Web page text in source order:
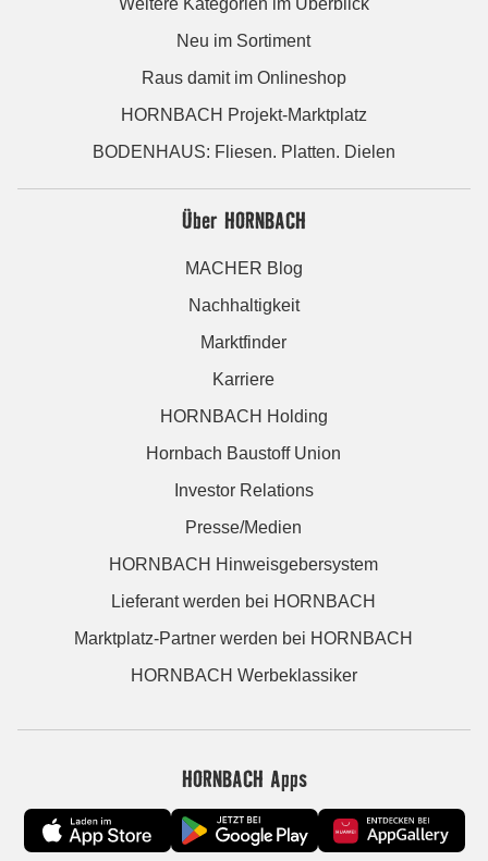
Weitere Kategorien im Überblick
Neu im Sortiment
Raus damit im Onlineshop
HORNBACH Projekt-Marktplatz
BODENHAUS: Fliesen. Platten. Dielen
Über HORNBACH
MACHER Blog
Nachhaltigkeit
Marktfinder
Karriere
HORNBACH Holding
Hornbach Baustoff Union
Investor Relations
Presse/Medien
HORNBACH Hinweisgebersystem
Lieferant werden bei HORNBACH
Marktplatz-Partner werden bei HORNBACH
HORNBACH Werbeklassiker
HORNBACH Apps